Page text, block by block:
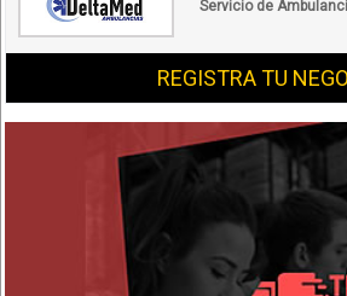
Servicio de
REGISTRA TU